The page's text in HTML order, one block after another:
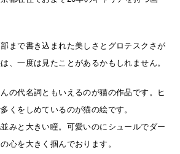
まで書き込まれた美しさとグロテスクさが
、一度は見たことがあるかもしれません。
の代名詞ともいえるのが猫の作品です。ヒ
くをしめているのが猫の絵です。
みと大きい瞳。可愛いのにシュールでダー
心を大きく掴んでおります。